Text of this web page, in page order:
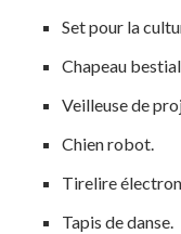
Set pour la
Chapeau
Veilleuse de
Chien robot.
Tirelire
Tapis de danse.